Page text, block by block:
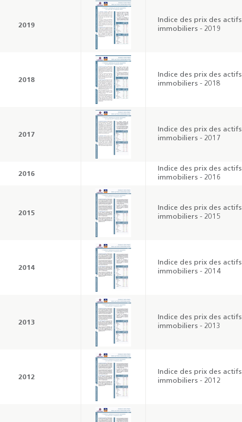
2019
Indice des prix des actifs
immobiliers - 2019
2018
Indice des prix des actifs
immobiliers - 2018
2017
Indice des prix des actifs
immobiliers - 2017
2016
Indice des prix des actifs
immobiliers - 2016
2015
Indice des prix des actifs
immobiliers - 2015
2014
Indice des prix des actifs
immobiliers - 2014
2013
Indice des prix des actifs
immobiliers - 2013
2012
Indice des prix des actifs
immobiliers - 2012
monétaires - 2026